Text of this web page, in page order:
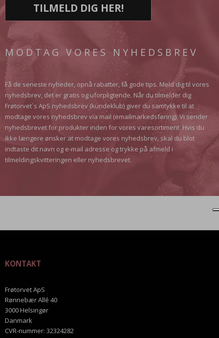
TILMELD DIG HER!
MODTAG VORES NYHEDSBREV
Få de seneste nyheder, opnå rabatter, få gode tips. Meld dig til vores
nyhedsbrev, det er gratis og uforpligtende. Når du tilmelder dig
Frøtorvet´s ApS nyhedsbrev (kundeklub) giver du samtykke til at
modtage vores nyhedsbrev via mail (emailmarkedsføring). Vi sender
nyhedsbrevet for produkter inden for vores varesortiment. Hvis du
ikke længere ønsker at modtage vores nyhedsbrev, skal du blot
indtaste dit navn og e-mail adresse og trykke på afmeld i
tilmeldingskvitteringen eller nyhedsbrevet.
KONTAKT
Frøtorvet ApS
Rønnebær Allé 40
3000 Helsingør
Danmark
CVR-nummer: 32324282